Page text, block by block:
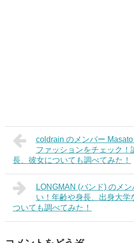
coldrain のメンバー Masato
ファッションをチェック！
長、彼女についても調べてみた！
LONGMAN (バンド) のメ
い！年齢や身長、出身大学
ついても調べてみた！